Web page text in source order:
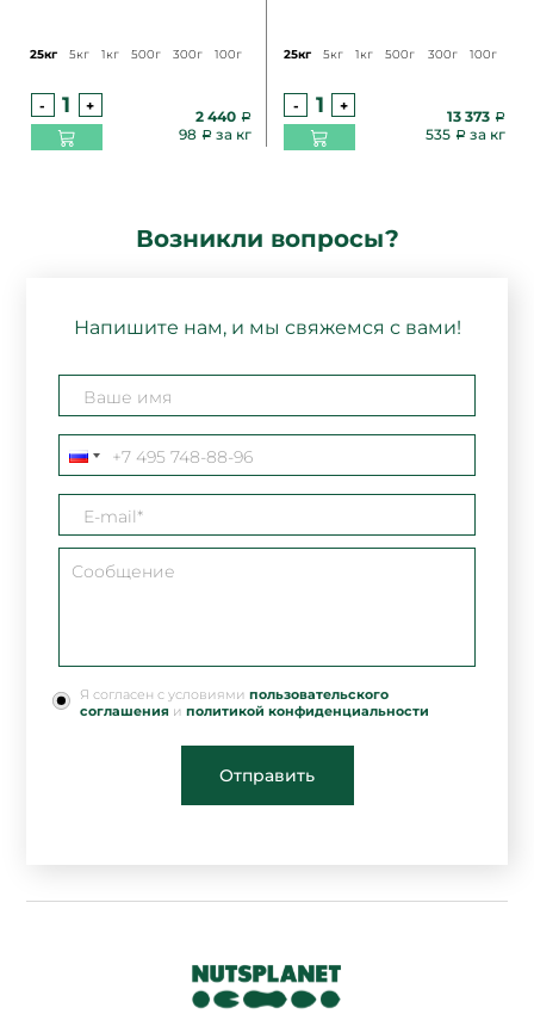
25кг 5кг 1кг 500г 300г 100г
- +
2 440
98
за кг
25кг 5кг 1кг 500г 300г 100г
- +
13 373
535
за кг
Возникли вопросы?
Напишите нам, и мы свяжемся с вами!
Я согласен с условиямипользовательского
соглашения иполитикой конфиденциальности
Отправить